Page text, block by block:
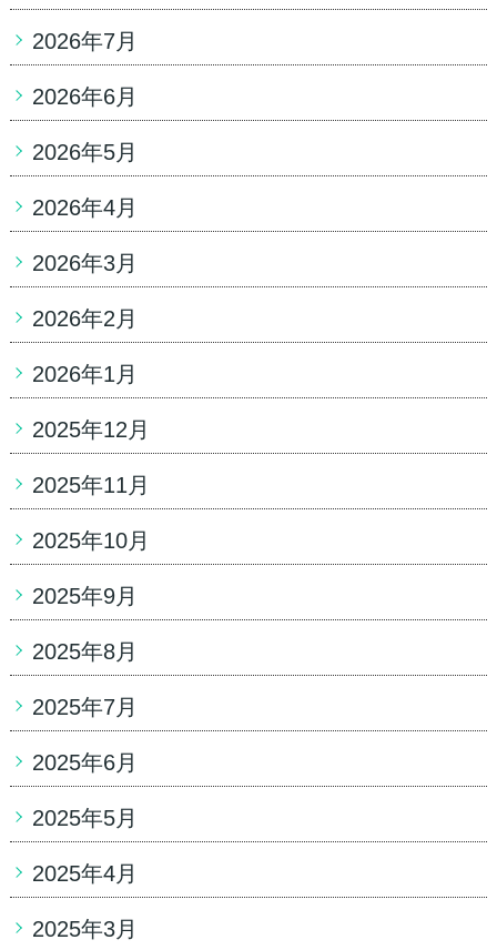
2026年7月
2026年6月
2026年5月
2026年4月
2026年3月
2026年2月
2026年1月
2025年12月
2025年11月
2025年10月
2025年9月
2025年8月
2025年7月
2025年6月
2025年5月
2025年4月
2025年3月